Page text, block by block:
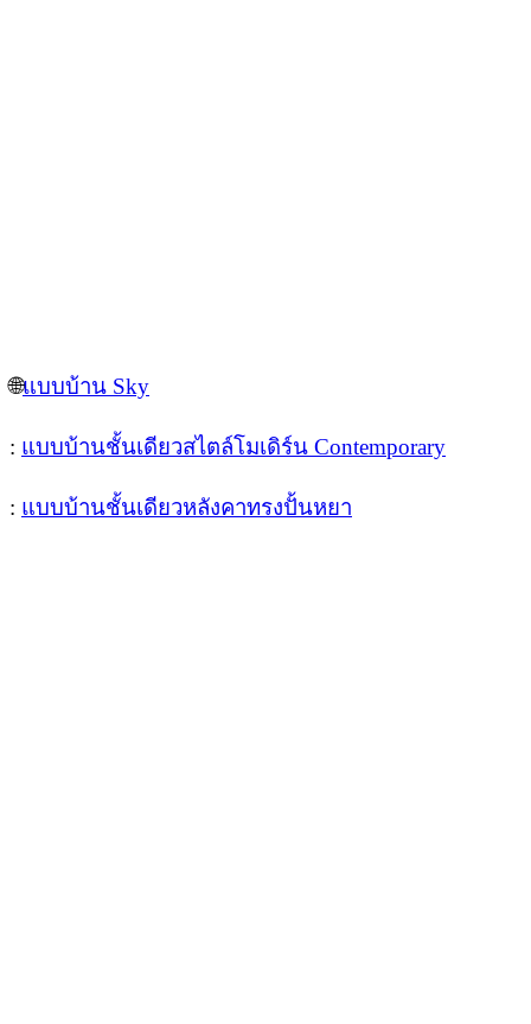
🌐แบบบ้าน Sky
: แบบบ้านชั้นเดียวสไตล์โมเดิร์น Contemporary
: แบบบ้านชั้นเดียวหลังคาทรงปั้นหยา